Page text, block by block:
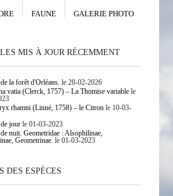
FAUNE GALERIE PHOTO
MIS À JOUR RÉCEMMENT
la forêt d'Orléans. le 28-02-2026
vatia (Clerck, 1757) – La Thomise variablele
rhamni (Linné, 1758) – le Citronle 10-03-
jourle 01-03-2023
nuit. Geometridae : Alsophilinae,
Geometrinae. le 01-03-2023
DES ESPÈCES